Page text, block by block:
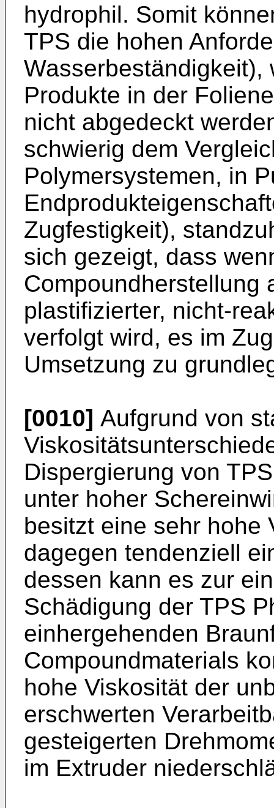
hydrophil. Somit
TPS die hohen
Wasserbeständigkeit),
Produkte in der
nicht abgedeckt
schwierig dem
Polymersystemen, in
Zugfestigkeit),
sich gezeigt, dass
Compoundherstellung
plastifizierter, nicht-
verfolgt wird, es im
Umsetzung zu
[0010] Aufgrund von
Dispergierung von
unter hoher
besitzt eine sehr hohe
dagegen tendenziell
dessen kann es zur
Schädigung der TPS
einhergehenden
Compoundmaterials
hohe Viskosität der
erschwerten
gesteigerten
im Extruder